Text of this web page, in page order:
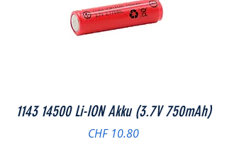
1143 14500 Li-ION Akku (3.7V 750mAh)
Preis
CHF 10.80